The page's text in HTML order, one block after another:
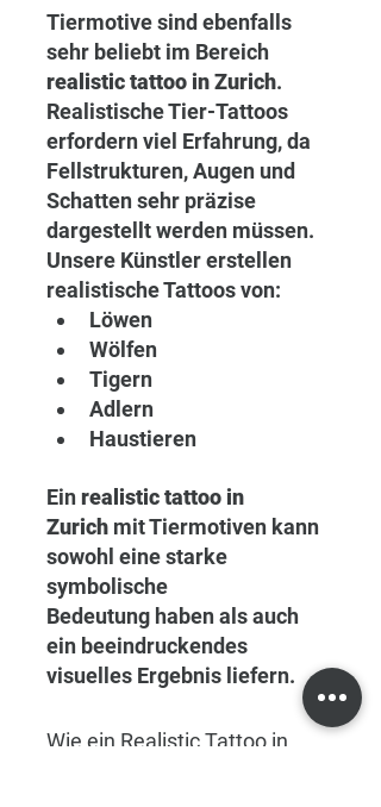
Tiermotive sind ebenfalls
sehr beliebt im Bereich
realistic tattoo in Zurich.
Realistische Tier-Tattoos
erfordern viel Erfahrung, da
Fellstrukturen, Augen und
Schatten sehr präzise
dargestellt werden müssen.
Unsere Künstler erstellen
realistische Tattoos von:
Löwen
Wölfen
Tigern
Adlern
Haustieren
Ein realistic tattoo in
Zurich mit Tiermotiven kann
sowohl eine starke
symbolische
Bedeutung haben als auch
ein beeindruckendes
visuelles Ergebnis liefern.
Wie ein Realistic Tattoo in